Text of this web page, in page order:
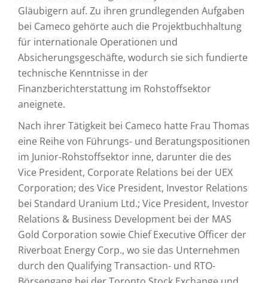
Gläubigern auf. Zu ihren grundlegenden Aufgaben
bei Cameco gehörte auch die Projektbuchhaltung
für internationale Operationen und
Absicherungsgeschäfte, wodurch sie sich fundierte
technische Kenntnisse in der
Finanzberichterstattung im Rohstoffsektor
aneignete.
Nach ihrer Tätigkeit bei Cameco hatte Frau Thomas
eine Reihe von Führungs- und Beratungspositionen
im Junior-Rohstoffsektor inne, darunter die des
Vice President, Corporate Relations bei der UEX
Corporation; des Vice President, Investor Relations
bei Standard Uranium Ltd.; Vice President, Investor
Relations & Business Development bei der MAS
Gold Corporation sowie Chief Executive Officer der
Riverboat Energy Corp., wo sie das Unternehmen
durch den Qualifying Transaction- und RTO-